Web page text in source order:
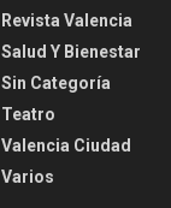
Revista Valencia
Salud Y Bienestar
Sin Categoría
Teatro
Valencia Ciudad
Varios